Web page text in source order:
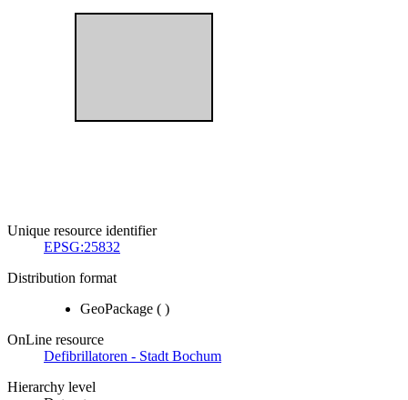
Unique resource identifier
EPSG:25832
Distribution format
GeoPackage ( )
OnLine resource
Defibrillatoren - Stadt Bochum
Hierarchy level